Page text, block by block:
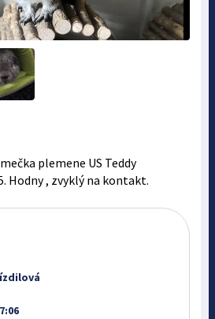
plemene US Teddy
Hodny , zvyklý na kontakt.